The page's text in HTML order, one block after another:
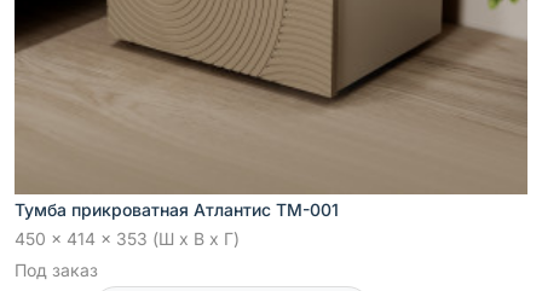
Тумба прикроватная Атлантис ТМ-001
450 x 414 x 353 (Ш x В x Г)
Под заказ